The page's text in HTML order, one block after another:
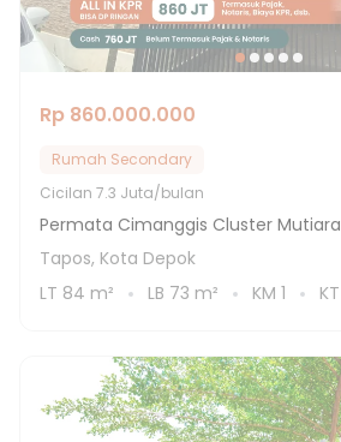
Rp 860.000.000
Rumah Secondary
Cicilan 7.3 Juta/bulan
Permata Cimanggis Cluster Mutiara
Tapos, Kota Depok
LT 84 m² LB 73 m² KM 1 KT